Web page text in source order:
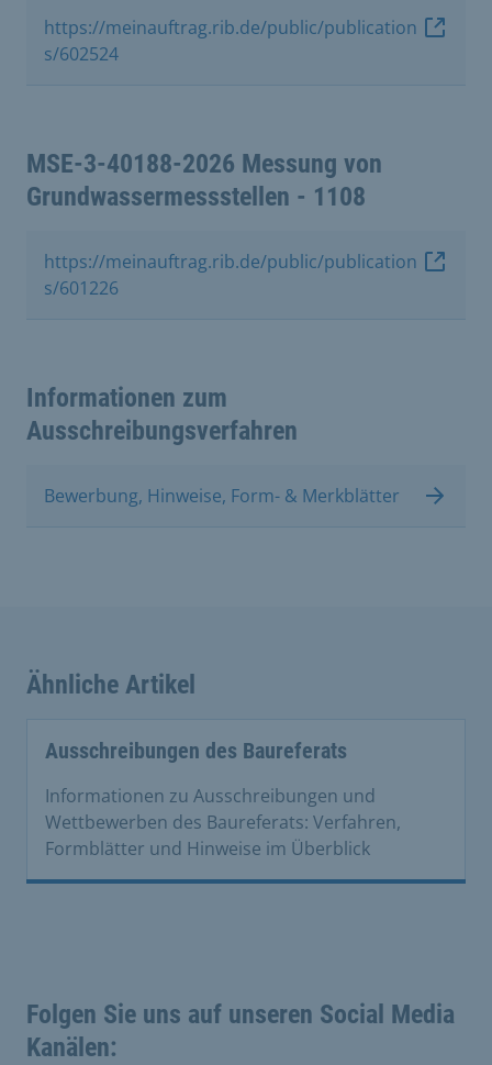
https://meinauftrag.rib.de/public/publication
s/602524
MSE-3-40188-2026 Messung von
Grundwassermessstellen - 1108
https://meinauftrag.rib.de/public/publication
s/601226
Informationen zum
Ausschreibungsverfahren
Bewerbung, Hinweise, Form- & Merkblätter
Ähnliche Artikel
Ausschreibungen des Baureferats
Informationen zu Ausschreibungen und
Wettbewerben des Baureferats: Verfahren,
Formblätter und Hinweise im Überblick
Folgen Sie uns auf unseren Social Media
Kanälen: